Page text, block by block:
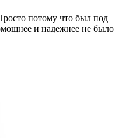
потому что был под
и надежнее не было